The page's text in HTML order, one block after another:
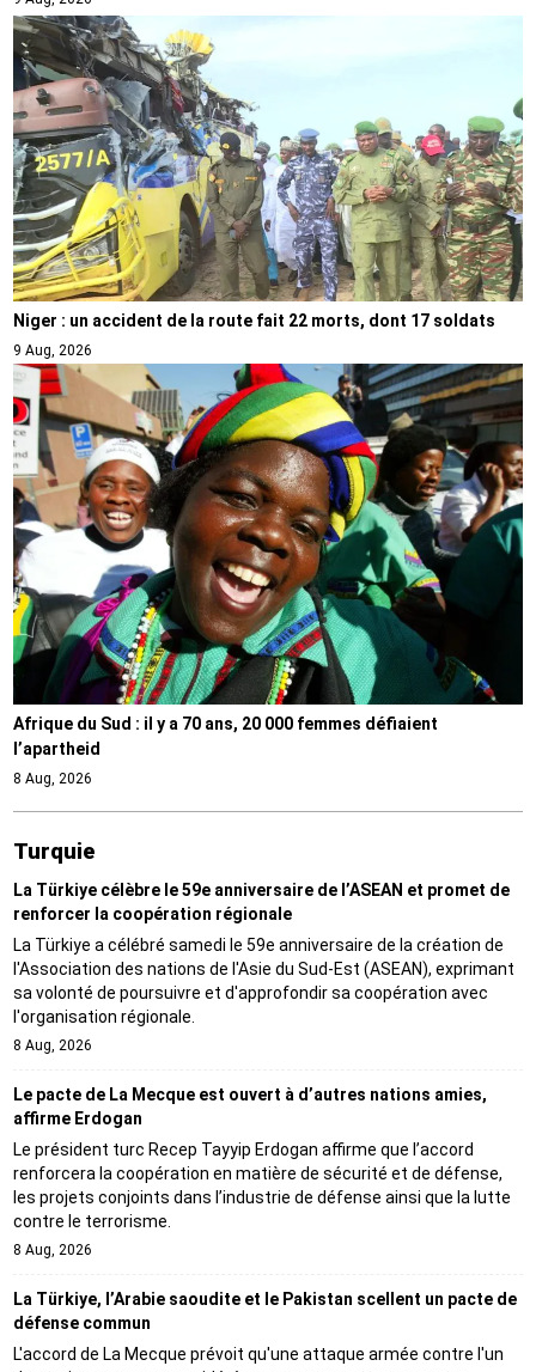
Niger : un accident de la route fait 22 morts, dont 17 soldats
9 Aug, 2026
Afrique du Sud : il y a 70 ans, 20 000 femmes défiaient
l’apartheid
8 Aug, 2026
Turquie
La Türkiye célèbre le 59e anniversaire de l’ASEAN et promet de
renforcer la coopération régionale
La Türkiye a célébré samedi le 59e anniversaire de la création de
l'Association des nations de l'Asie du Sud-Est (ASEAN), exprimant
sa volonté de poursuivre et d'approfondir sa coopération avec
l'organisation régionale.
8 Aug, 2026
Le pacte de La Mecque est ouvert à d’autres nations amies,
affirme Erdogan
Le président turc Recep Tayyip Erdogan affirme que l’accord
renforcera la coopération en matière de sécurité et de défense,
les projets conjoints dans l’industrie de défense ainsi que la lutte
contre le terrorisme.
8 Aug, 2026
La Türkiye, l’Arabie saoudite et le Pakistan scellent un pacte de
défense commun
L'accord de La Mecque prévoit qu'une attaque armée contre l'un